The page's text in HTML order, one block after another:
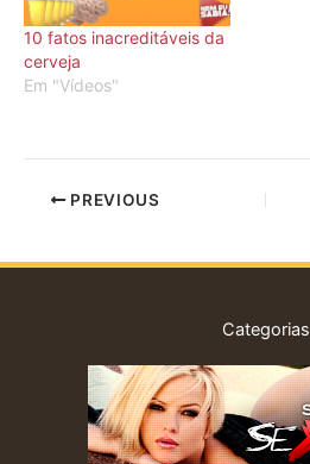
10 fatos inacreditáveis da
cerveja
Em "Vídeos"
PREVIOUS
Categorias